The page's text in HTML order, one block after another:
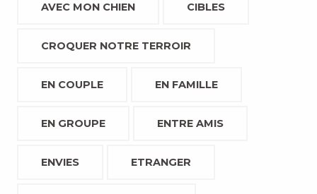
AVEC MON CHIEN CIBLES
CROQUER NOTRE TERROIR
EN COUPLE EN FAMILLE
EN GROUPE ENTRE AMIS
ENVIES ETRANGER